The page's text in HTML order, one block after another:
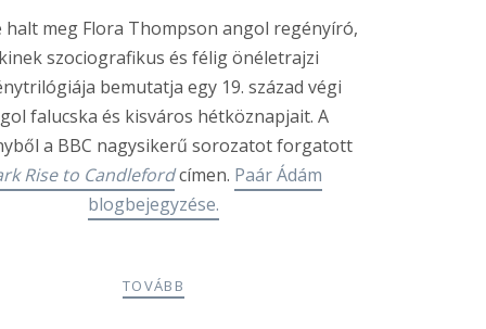
halt meg Flora Thompson angol regényíró,
szociografikus és félig önéletrajzi
bemutatja egy 19. század végi
falucska és kisváros hétköznapjait. A
a BBC nagysikerű sorozatot forgatott
Rise to Candlefordcímen. Paár Ádám
blogbejegyzése.
TOVÁBB